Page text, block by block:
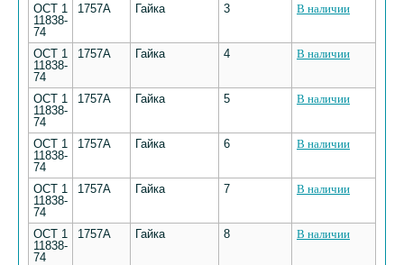
ОСТ 1
11838-
74
1757А Гайка 3 В наличии
ОСТ 1
11838-
74
1757А Гайка 4 В наличии
ОСТ 1
11838-
74
1757А Гайка 5 В наличии
ОСТ 1
11838-
74
1757А Гайка 6 В наличии
ОСТ 1
11838-
74
1757А Гайка 7 В наличии
ОСТ 1
11838-
74
1757А Гайка 8 В наличии